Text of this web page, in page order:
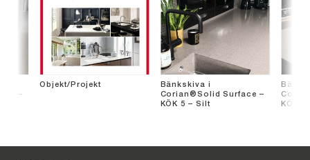
Objekt/Projekt
Bänkskiva i
Corian®Solid Surface –
KÖK 5 – Silt
KÖK
–